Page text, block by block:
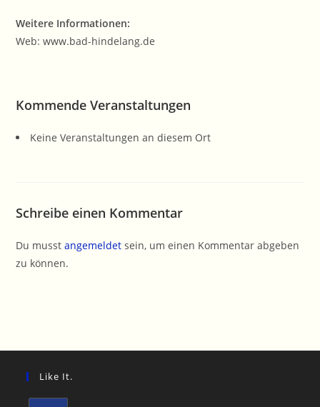
Weitere Informationen:
Web: www.bad-hindelang.de
Kommende Veranstaltungen
Keine Veranstaltungen an diesem Ort
Schreibe einen Kommentar
Du musstangemeldet sein, um einen Kommentar abgeben
zu können.
Like It.